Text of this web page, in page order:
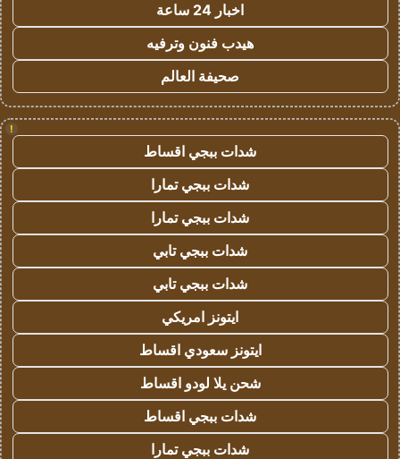
اخبار 24 ساعة
هيدب فنون وترفيه
صحيفة العالم
!
شدات ببجي اقساط
شدات ببجي تمارا
شدات ببجي تمارا
شدات ببجي تابي
شدات ببجي تابي
ايتونز امريكي
ايتونز سعودي اقساط
شحن يلا لودو اقساط
شدات ببجي اقساط
شدات ببجي تمارا